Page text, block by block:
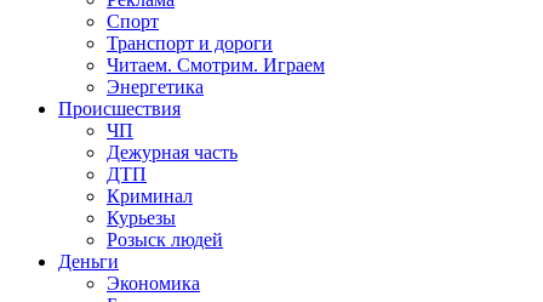
Спорт
Транспорт и дороги
Читаем. Смотрим. Играем
Энергетика
Происшествия
ЧП
Дежурная часть
ДТП
Криминал
Курьезы
Розыск людей
Деньги
Экономика